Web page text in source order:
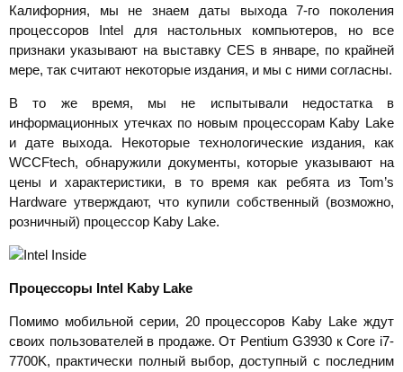
Калифорния, мы не знаем даты выхода 7-го поколения
процессоров Intel для настольных компьютеров, но все
признаки указывают на выставку CES в январе, по крайней
мере, так считают некоторые издания, и мы с ними согласны.
В то же время, мы не испытывали недостатка в
информационных утечках по новым процессорам Kaby Lake
и дате выхода. Некоторые технологические издания, как
WCCFtech, обнаружили документы, которые указывают на
цены и характеристики, в то время как ребята из Tom’s
Hardware утверждают, что купили собственный (возможно,
розничный) процессор Kaby Lake.
Процессоры Intel Kaby Lake
Помимо мобильной серии, 20 процессоров Kaby Lake ждут
своих пользователей в продаже. От Pentium G3930 к Core i7-
7700K, практически полный выбор, доступный с последним